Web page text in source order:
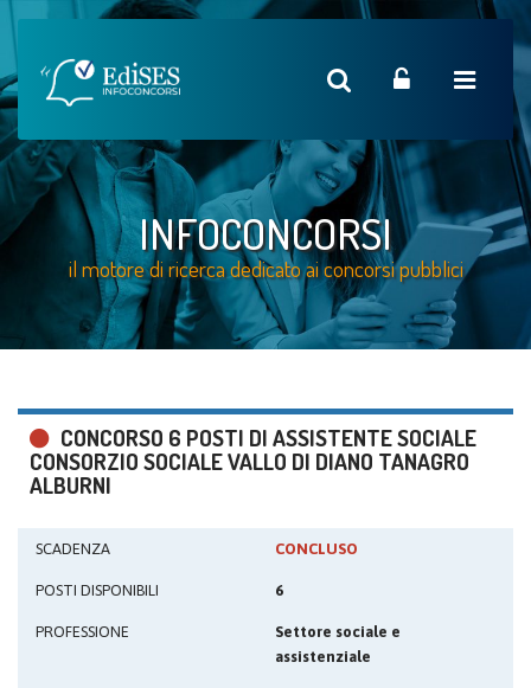
INFOCONCORSI
il motore di ricerca dedicato ai concorsi pubblici
CONCORSO 6 POSTI DI ASSISTENTE SOCIALE
CONSORZIO SOCIALE VALLO DI DIANO TANAGRO
ALBURNI
SCADENZA CONCLUSO
POSTI DISPONIBILI 6
PROFESSIONE
Settore sociale e
assistenziale